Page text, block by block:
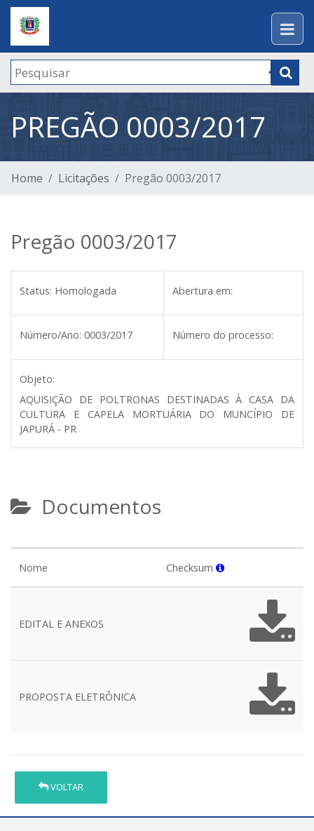
PREGÃO 0003/2017
Home Licitações Pregão 0003/2017
Pregão 0003/2017
Status: Homologada Abertura em:
Número/Ano: 0003/2017 Número do processo:
Objeto:
AQUISIÇÃO DE POLTRONAS DESTINADAS À CASA DA
CULTURA E CAPELA MORTUÁRIA DO MUNCÍPIO DE
JAPURÁ - PR
Documentos
Nome Checksum
EDITAL E ANEXOS
PROPOSTA ELETRÔNICA
VOLTAR